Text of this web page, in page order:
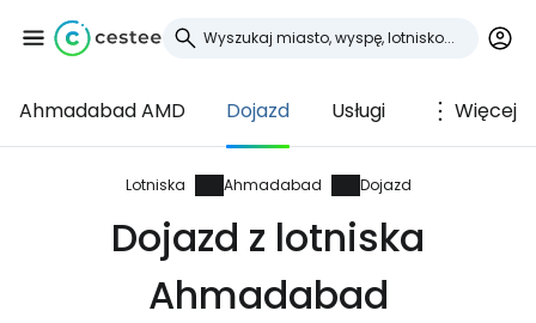
Ahmadabad AMD Dojazd Usługi Więcej
Lotniska Ahmadabad Dojazd
Dojazd z lotniska
Ahmadabad
Zaloguj się do
Cestee
... światowej społeczności podróżniczej